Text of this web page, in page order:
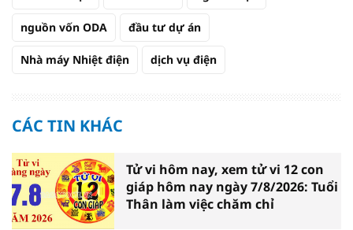
nguồn vốn ODA đầu tư dự án
Nhà máy Nhiệt điện dịch vụ điện
CÁC TIN KHÁC
Tử vi hôm nay, xem tử vi 12 con
giáp hôm nay ngày 7/8/2026: Tuổi
Thân làm việc chăm chỉ